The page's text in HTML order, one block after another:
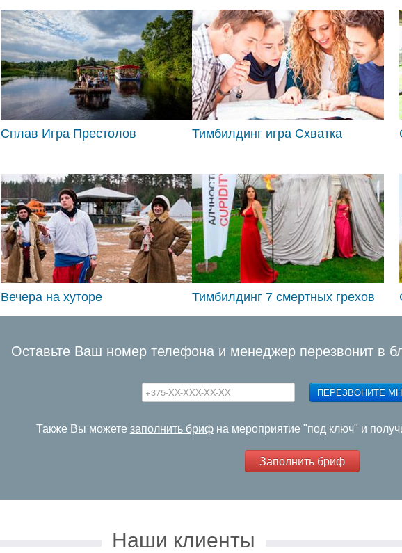
Сплав Игра Престолов Тимбилдинг игра Схватка
Вечера на хуторе Тимбилдинг 7 смертных грехов
Оставьте Ваш номер телефона и менеджер перезвонит в
ПЕРЕЗВОНИТЕ
Также Вы можете заполнить брифна мероприятие "под ключ" и
Заполнить бриф
Наши клиенты